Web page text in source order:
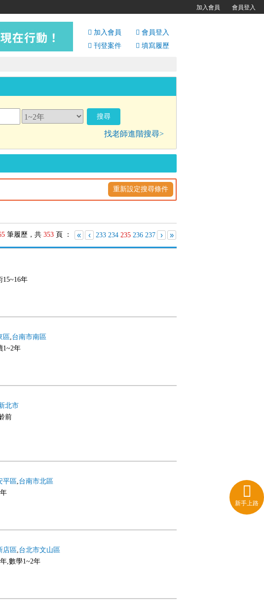
加入會員 會員登入
新手上路
刊登案件 填寫履歷
找老師進階搜尋>
重新設定搜尋條件
筆履歷，共 353 頁 ： « ‹ 233 234 235 236 237 › »
15~16年
區,台南市南區
1~2年
北市
前
平區,台南市北區
店區,台北市文山區
,數學1~2年
加入會員 會員登入